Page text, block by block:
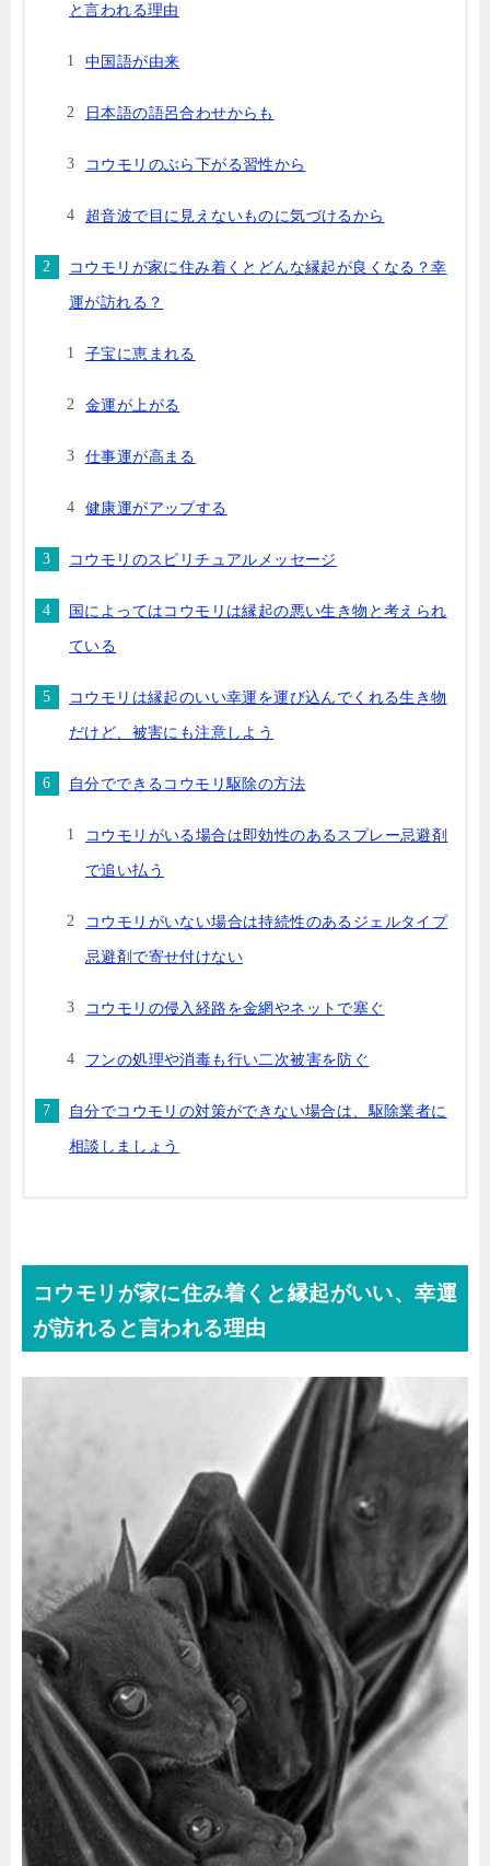
と言われる理由
中国語が由来
日本語の語呂合わせからも
コウモリのぶら下がる習性から
超音波で目に見えないものに気づけるから
コウモリが家に住み着くとどんな縁起が良くなる？幸
運が訪れる？
子宝に恵まれる
金運が上がる
仕事運が高まる
健康運がアップする
コウモリのスピリチュアルメッセージ
国によってはコウモリは縁起の悪い生き物と考えられ
ている
コウモリは縁起のいい幸運を運び込んでくれる生き物
だけど、被害にも注意しよう
自分でできるコウモリ駆除の方法
コウモリがいる場合は即効性のあるスプレー忌避剤
で追い払う
コウモリがいない場合は持続性のあるジェルタイプ
忌避剤で寄せ付けない
コウモリの侵入経路を金網やネットで塞ぐ
フンの処理や消毒も行い二次被害を防ぐ
自分でコウモリの対策ができない場合は、駆除業者に
相談しましょう
コウモリが家に住み着くと縁起がいい、幸運
が訪れると言われる理由